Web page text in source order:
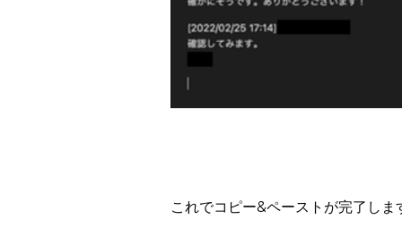
これでコピー&ペーストが完了しま